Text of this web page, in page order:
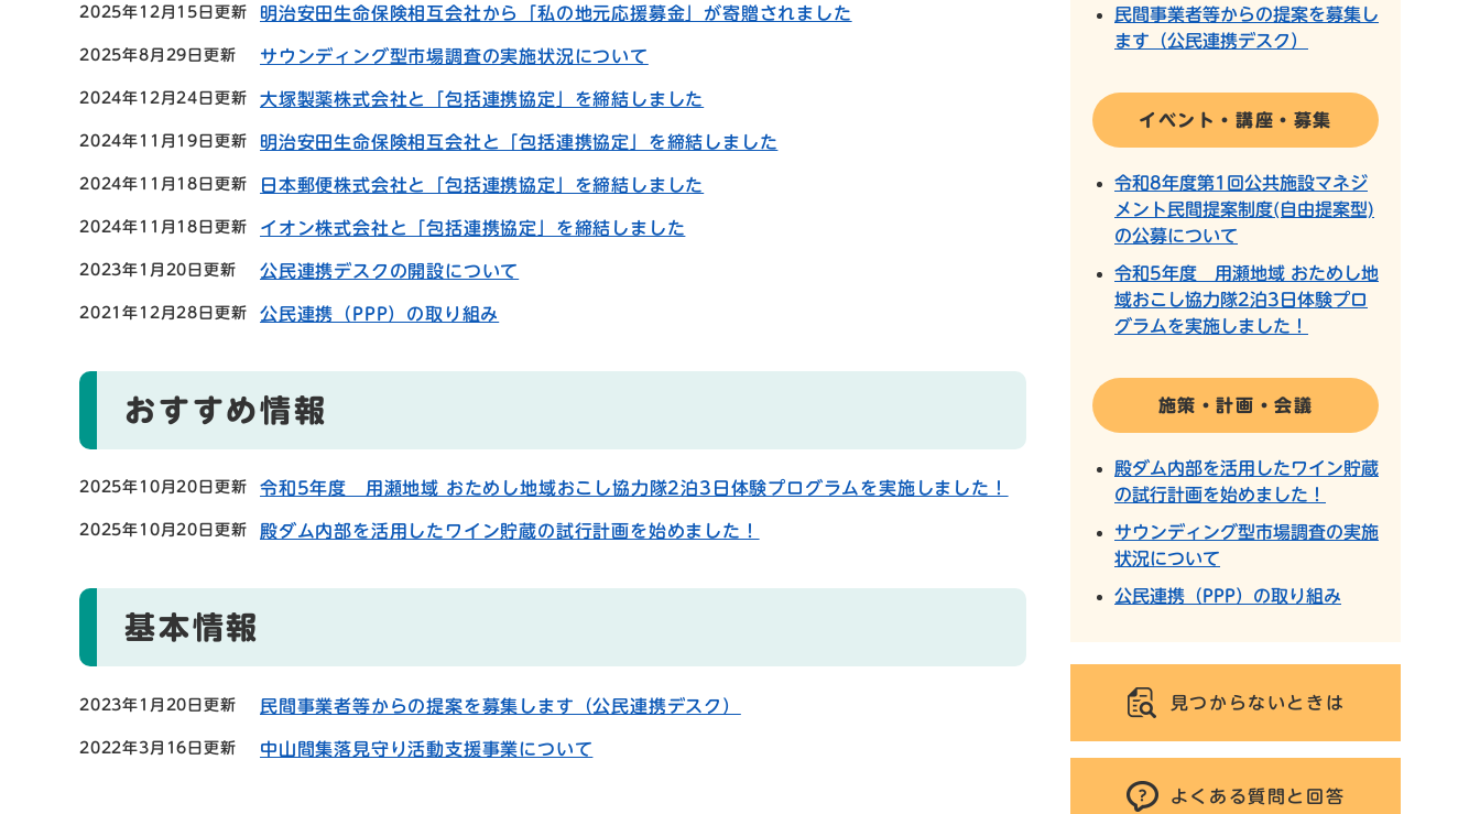
2025年12月15日更新 明治安田生命保険相互会社から「私の地元応援募金」が寄贈されました
2025年8月29日更新 サウンディング型市場調査の実施状況について
2024年12月24日更新 大塚製薬株式会社と「包括連携協定」を締結しました
2024年11月19日更新 明治安田生命保険相互会社と「包括連携協定」を締結しました
2024年11月18日更新 日本郵便株式会社と「包括連携協定」を締結しました
2024年11月18日更新 イオン株式会社と「包括連携協定」を締結しました
2023年1月20日更新 公民連携デスクの開設について
2021年12月28日更新 公民連携（PPP）の取り組み
おすすめ情報
2025年10月20日更新 令和5年度 用瀬地域 おためし地域おこし協力隊2泊3日体験プログラムを実施しました！
2025年10月20日更新 殿ダム内部を活用したワイン貯蔵の試行計画を始めました！
基本情報
2023年1月20日更新 民間事業者等からの提案を募集します（公民連携デスク）
2022年3月16日更新 中山間集落見守り活動支援事業について
民間事業者等からの提案を募集し
ます（公民連携デスク）
イベント・講座・募集
令和8年度第1回公共施設マネジ
メント民間提案制度(自由提案型)
の公募について
令和5年度 用瀬地域 おためし地
域おこし協力隊2泊3日体験プロ
グラムを実施しました！
施策・計画・会議
殿ダム内部を活用したワイン貯蔵
の試行計画を始めました！
サウンディング型市場調査の実施
状況について
公民連携（PPP）の取り組み
見つからないときは
よくある質問と回答